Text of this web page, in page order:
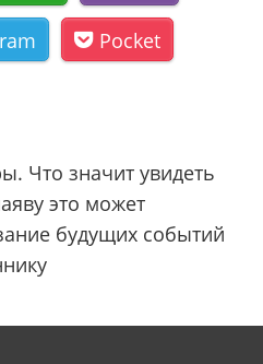
Pocket
Что значит увидеть
это может
будущих событий